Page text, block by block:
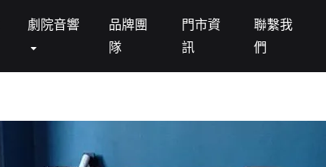
床墊 MATTRESS
劇院音響
品牌團
隊
門市資
訊
聯繫我
們